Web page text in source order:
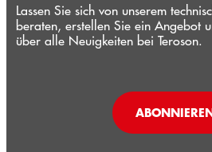
Lassen Sie sich von unserem
beraten, erstellen Sie ein Angebot
über alle Neuigkeiten bei Teroson.